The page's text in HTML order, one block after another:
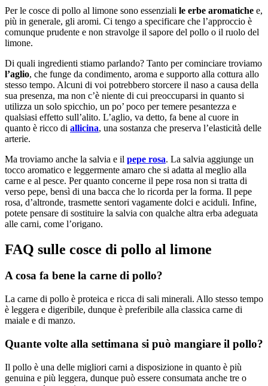
Per le cosce di pollo al limone sono essenziali le erbe aromatiche e,
più in generale, gli aromi. Ci tengo a specificare che l’approccio è
comunque prudente e non stravolge il sapore del pollo o il ruolo del
limone.
Di quali ingredienti stiamo parlando? Tanto per cominciare troviamo
l’aglio, che funge da condimento, aroma e supporto alla cottura allo
stesso tempo. Alcuni di voi potrebbero storcere il naso a causa della
sua presenza, ma non c’è niente di cui preoccuparsi in quanto si
utilizza un solo spicchio, un po’ poco per temere pesantezza e
qualsiasi effetto sull’alito. L’aglio, va detto, fa bene al cuore in
quanto è ricco di allicina, una sostanza che preserva l’elasticità delle
arterie.
Ma troviamo anche la salvia e il pepe rosa. La salvia aggiunge un
tocco aromatico e leggermente amaro che si adatta al meglio alla
carne e al pesce. Per quanto concerne il pepe rosa non si tratta di
verso pepe, bensì di una bacca che lo ricorda per la forma. Il pepe
rosa, d’altronde, trasmette sentori vagamente dolci e aciduli. Infine,
potete pensare di sostituire la salvia con qualche altra erba adeguata
alle carni, come l’origano.
FAQ sulle cosce di pollo al limone
A cosa fa bene la carne di pollo?
La carne di pollo è proteica e ricca di sali minerali. Allo stesso tempo
è leggera e digeribile, dunque è preferibile alla classica carne di
maiale e di manzo.
Quante volte alla settimana si può mangiare il pollo?
Il pollo è una delle migliori carni a disposizione in quanto è più
genuina e più leggera, dunque può essere consumata anche tre o